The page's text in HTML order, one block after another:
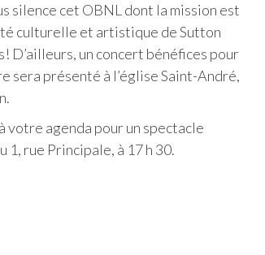
silence cet OBNL dont la mission est
culturelle et artistique de Sutton
D’ailleurs, un concert bénéfices pour
sera présenté à l’église Saint-André,
votre agenda pour un spectacle
1, rue Principale, à 17 h 30.